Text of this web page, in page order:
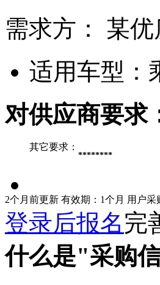
需求方：
某优
适用车型：
对供应商要求
其它要求：
********
2个月前更新 有效期：1个月 用户采
登录后报名完
什么是"采购